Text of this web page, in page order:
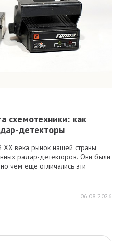
схемотехники: как
детекторы
XX века рынок нашей страны
радар-детекторов. Они были
чем еще отличались эти
06.08.2026